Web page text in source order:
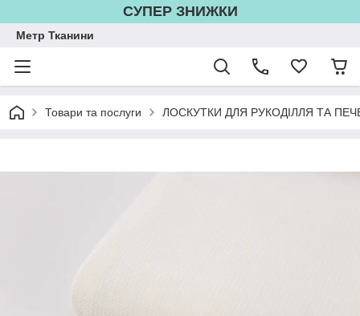
СУПЕР ЗНИЖКИ
Метр Тканини
Товари та послуги ЛОСКУТКИ ДЛЯ РУКОДІЛЛЯ ТА